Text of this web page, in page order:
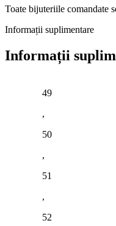
Toate bijuteriile comandate
Informații suplimentare
Informații
49
,
50
,
51
,
52